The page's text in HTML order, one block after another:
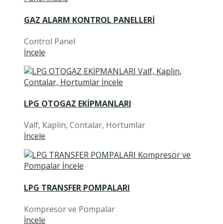
GAZ ALARM KONTROL PANELLERİ
Control Panel
İncele
LPG OTOGAZ EKİPMANLARI
Valf, Kaplin, Contalar, Hortumlar
İncele
LPG TRANSFER POMPALARI
Kompresör ve Pompalar
İncele